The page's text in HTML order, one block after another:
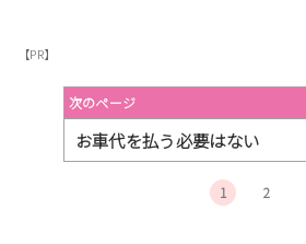
【PR】
次のページ
お車代を払う必要はない
1 2